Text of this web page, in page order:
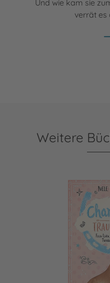
Und wie kam sie
verrät es
Weitere